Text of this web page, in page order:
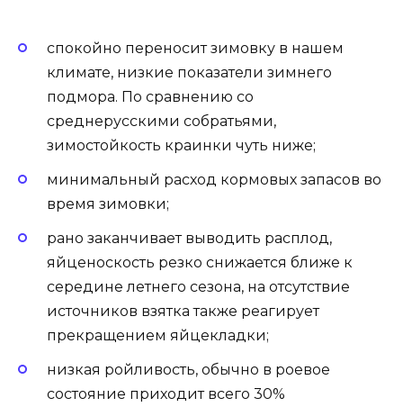
спокойно переносит зимовку в нашем
климате, низкие показатели зимнего
подмора. По сравнению со
среднерусскими собратьями,
зимостойкость краинки чуть ниже;
минимальный расход кормовых запасов во
время зимовки;
рано заканчивает выводить расплод,
яйценоскость резко снижается ближе к
середине летнего сезона, на отсутствие
источников взятка также реагирует
прекращением яйцекладки;
низкая ройливость, обычно в роевое
состояние приходит всего 30%